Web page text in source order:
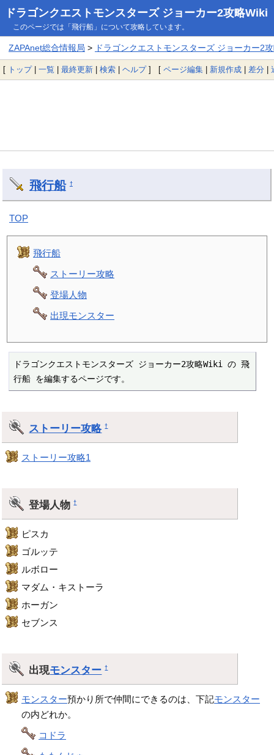
ドラゴンクエストモンスターズ ジョーカー2攻略Wiki
このページでは「飛行船」について攻略しています。
ZAPAnet総合情報局 > ドラゴンクエストモンスターズ ジョーカー2
[ トップ| 一覧 | 最終更新 | 検索 | ヘルプ] [ ページ編集 | 新規作成 | 差分 |
飛行船 †
TOP
飛行船
ストーリー攻略
登場人物
出現モンスター
ドラゴンクエストモンスターズ ジョーカー2攻略Wiki の 飛
行船 を編集するページです。
ストーリー攻略 †
ストーリー攻略1
登場人物†
ピスカ
ゴルッテ
ルボロー
マダム・キストーラ
ホーガン
セブンス
出現モンスター †
モンスター預かり所で仲間にできるのは、下記モンスター
の内どれか。
コドラ